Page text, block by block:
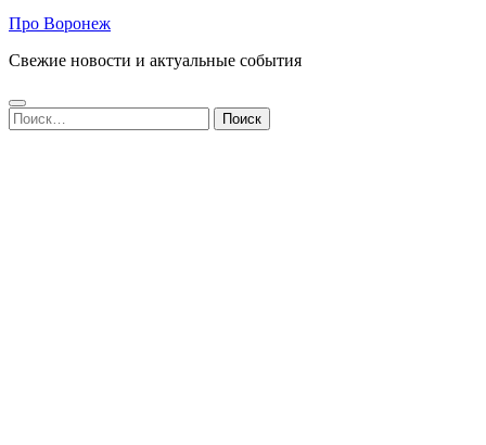
Про Воронеж
Свежие новости и актуальные события
Найти: